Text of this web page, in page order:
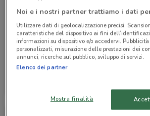
Alpitour
Scade il
Noi e i nostri partner trattiamo i dati
Utilizzare dati di geolocalizzazione precisi.
caratteristiche del dispositivo ai fini
informazioni su dispositivo e/o accedervi.
personalizzati, misurazione delle prestazioni dei
annunci, ricerche sul pubblico, sviluppo di servizi.
Elenco dei partner
Mostra finalità